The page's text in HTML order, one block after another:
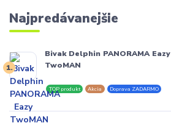
Najpredávanejšie
1.
Bivak Delphin PANORAMA Eazy
TwoMAN
TOP produkt Akcia Doprava ZADARMO